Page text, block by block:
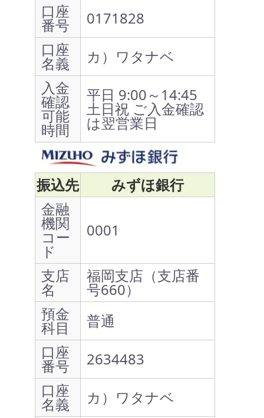
口座
番号
0171828
口座
名義
カ）ワタナベ
入金
確認
可能
時間
平日 9:00～14:45
土日祝 ご入金確認
は翌営業日
振込先
みずほ銀行
金融
機関
コー
ド
0001
支店
名
福岡支店（支店番
号660）
預金
科目
普通
口座
番号
2634483
口座
名義
カ）ワタナベ